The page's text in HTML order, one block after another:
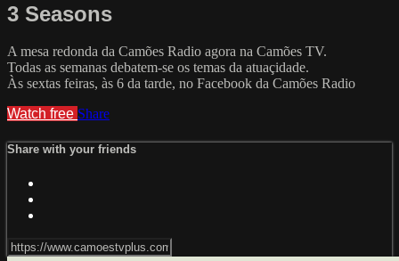
3 Seasons
A mesa redonda da Camões Radio agora na Camões TV.
Todas as semanas debatem-se os temas da atuaçidade.
Às sextas feiras, às 6 da tarde, no Facebook da Camões Radio
Watch free Share
Share with your friends